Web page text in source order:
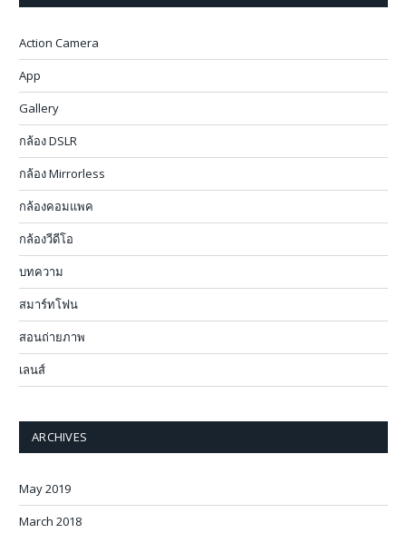
Action Camera
App
Gallery
กล้อง DSLR
กล้อง Mirrorless
กล้องคอมแพค
กล้องวีดีโอ
บทความ
สมาร์ทโฟน
สอนถ่ายภาพ
เลนส์
ARCHIVES
May 2019
March 2018